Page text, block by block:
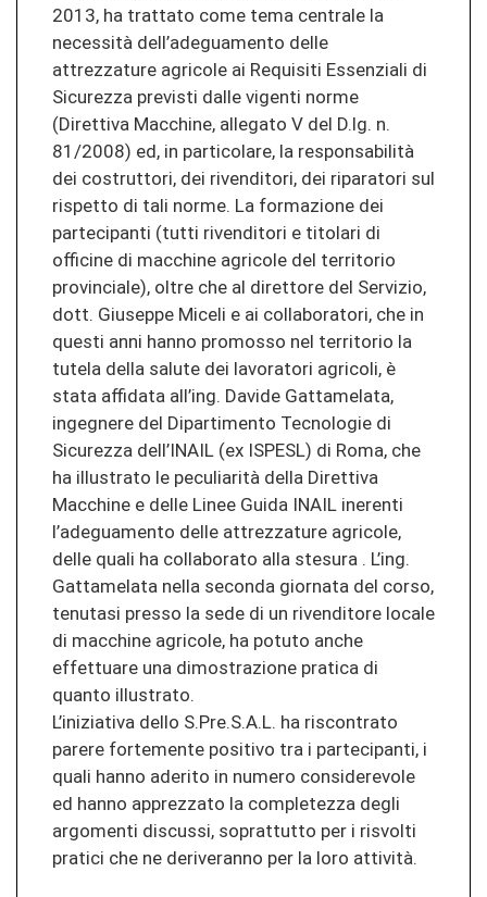
2013, ha trattato come tema centrale la
necessità dell’adeguamento delle
attrezzature agricole ai Requisiti Essenziali di
Sicurezza previsti dalle vigenti norme
(Direttiva Macchine, allegato V del D.lg. n.
81/2008) ed, in particolare, la responsabilità
dei costruttori, dei rivenditori, dei riparatori sul
rispetto di tali norme. La formazione dei
partecipanti (tutti rivenditori e titolari di
officine di macchine agricole del territorio
provinciale), oltre che al direttore del Servizio,
dott. Giuseppe Miceli e ai collaboratori, che in
questi anni hanno promosso nel territorio la
tutela della salute dei lavoratori agricoli, è
stata affidata all’ing. Davide Gattamelata,
ingegnere del Dipartimento Tecnologie di
Sicurezza dell’INAIL (ex ISPESL) di Roma, che
ha illustrato le peculiarità della Direttiva
Macchine e delle Linee Guida INAIL inerenti
l’adeguamento delle attrezzature agricole,
delle quali ha collaborato alla stesura . L’ing.
Gattamelata nella seconda giornata del corso,
tenutasi presso la sede di un rivenditore locale
di macchine agricole, ha potuto anche
effettuare una dimostrazione pratica di
quanto illustrato.
L’iniziativa dello S.Pre.S.A.L. ha riscontrato
parere fortemente positivo tra i partecipanti, i
quali hanno aderito in numero considerevole
ed hanno apprezzato la completezza degli
argomenti discussi, soprattutto per i risvolti
pratici che ne deriveranno per la loro attività.